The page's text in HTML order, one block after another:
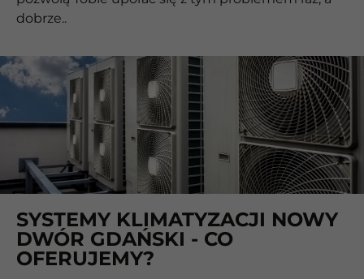
dobrze..
SYSTEMY KLIMATYZACJI NOWY
DWÓR GDAŃSKI - CO
OFERUJEMY?